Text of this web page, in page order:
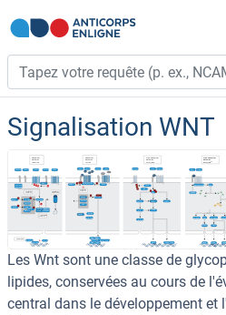
Signalisation WNT
Les Wnt sont une classe de
lipides, conservées au cours de
central dans le développement et